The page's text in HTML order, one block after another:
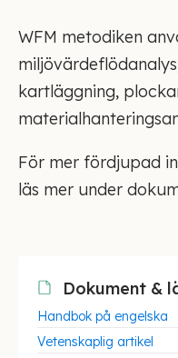
WFM metodiken
kartläggning,
För mer fördjupad
läs mer under
Dokument &
Handbok på engelska
Vetenskaplig artikel